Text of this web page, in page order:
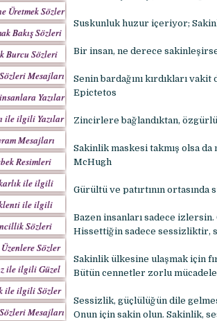
Üretmek Sözler
Bakış Sözleri
Burcu Sözleri
Mesajları
Yazılar
ile ilgili Yazılar
Mesajları
Sözleri
Resimleri
ile ilgili
Sözler
ile ilgili
Sözler
Sözleri
Mesajları
Sözler
ile ilgili Güzel
Sözler
ile ilgili Sözler
Mesajları
Suskunluk huzur içeriyor;
Bir insan, ne derece
Senin bardağını kırdıkları vakit
Epictetos
Zincirlere bağlandıktan,
Sakinlik maskesi takmış olsa
McHugh
Gürültü ve patırtının
Bazen insanları sadece izlersin.
Hissettiğin sadece sessizliktir,
Sakinlik ülkesine ulaşmak için
Bütün cennetler zorlu
Sessizlik, güçlülüğün dile
Onun için sakin olun. Sakinlik,